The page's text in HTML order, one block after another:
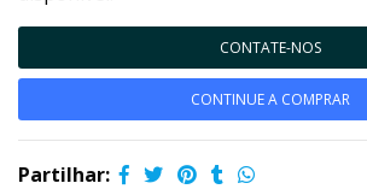
CONTATE-NOS
CONTINUE A COMPRAR
Partilhar: